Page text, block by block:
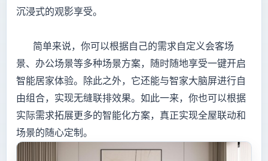
沉浸式的观影享受。
简单来说，你可以根据自己的需求自定义会客场
景、办公场景等多种场景方案，随时随地享受一键开启
智能居家体验。除此之外，它还能与智家大脑屏进行自
由组合，实现无缝联排效果。如此一来，你也可以根据
实际需求拓展更多的智能化方案，真正实现全屋联动和
场景的随心定制。